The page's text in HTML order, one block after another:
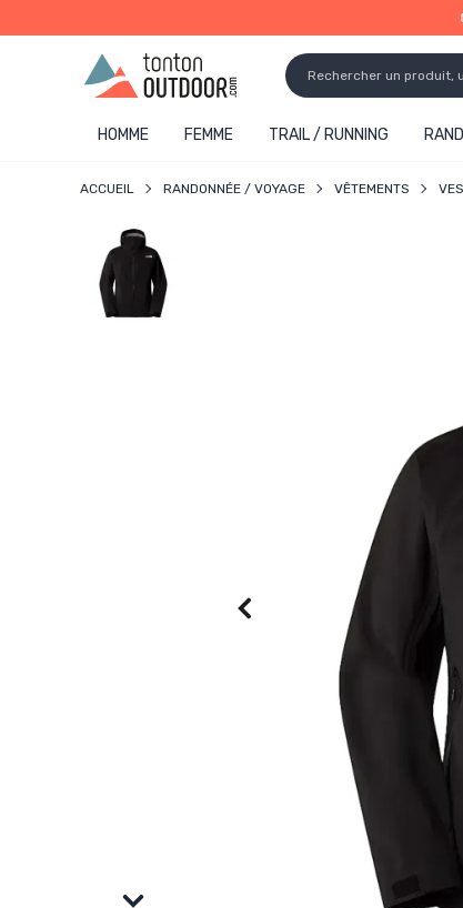
content
HOMME FEMME TRAIL / RUNNING
ACCUEIL RANDONNÉE / VOYAGE VÊTEMENTS